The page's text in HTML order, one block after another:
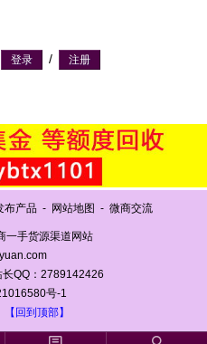
/
布产品 - 网站地图 - 微商交流
一手货源渠道网站
QQ：2789142426
号-1
【回到顶部】